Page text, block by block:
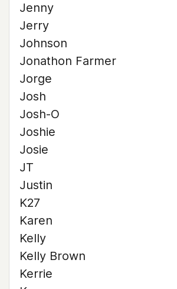
Jenny
Jerry
Johnson
Jonathon Farmer
Jorge
Josh
Josh-O
Joshie
Josie
JT
Justin
K27
Karen
Kelly
Kelly Brown
Kerrie